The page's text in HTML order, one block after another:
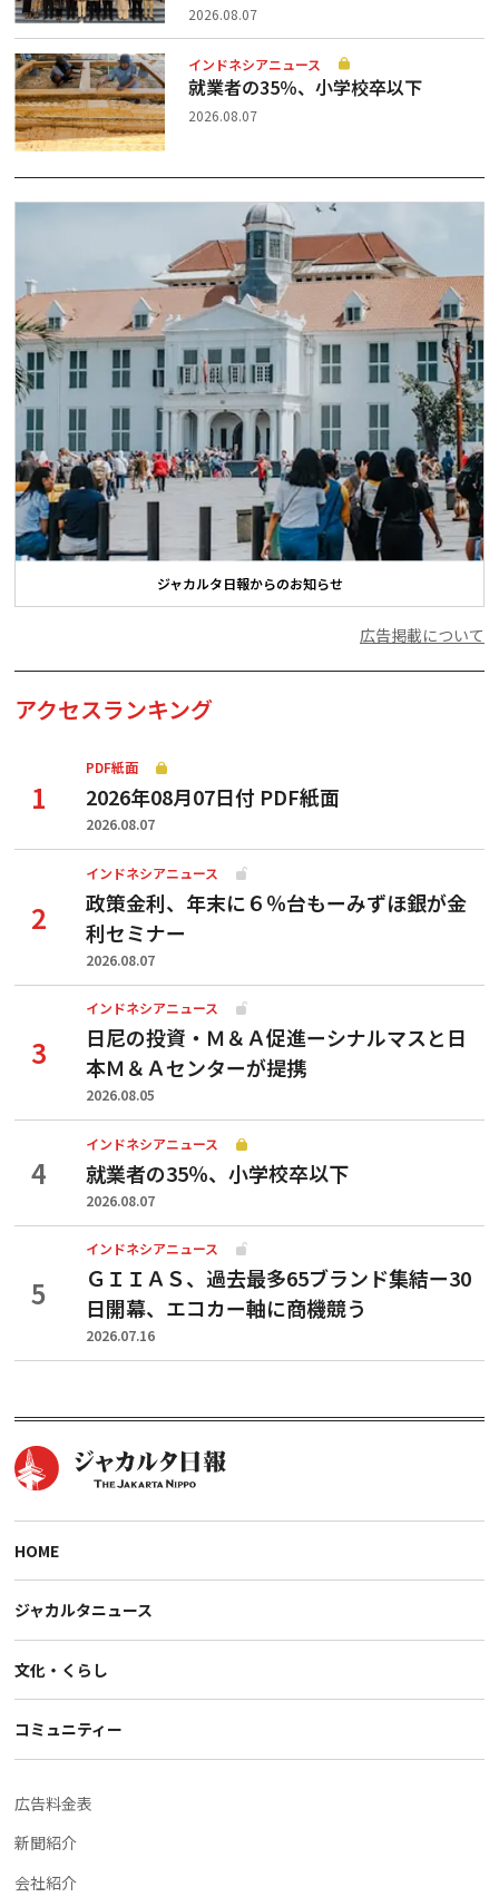
2026.08.07
インドネシアニュース
就業者の35％、小学校卒以下
2026.08.07
ジャカルタ日報からのお知らせ
広告掲載について
アクセスランキング
PDF紙面
2026年08月07日付 PDF紙面
2026.08.07
インドネシアニュース
政策金利、年末に６％台もーみずほ銀が金
利セミナー
2026.08.07
インドネシアニュース
日尼の投資・Ｍ＆Ａ促進ーシナルマスと日
本Ｍ＆Ａセンターが提携
2026.08.05
インドネシアニュース
就業者の35％、小学校卒以下
2026.08.07
インドネシアニュース
ＧＩＩＡＳ、過去最多65ブランド集結ー30
日開幕、エコカー軸に商機競う
2026.07.16
HOME
ジャカルタニュース
文化・くらし
コミュニティー
広告料金表
新聞紹介
会社紹介